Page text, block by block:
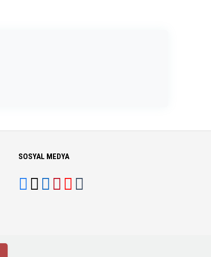
SOSYAL MEDYA